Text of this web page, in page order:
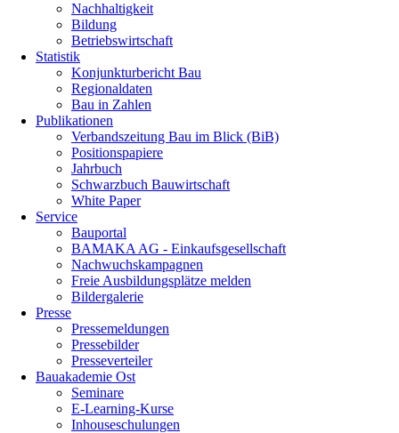
Nachhaltigkeit
Bildung
Betriebswirtschaft
Statistik
Konjunkturbericht Bau
Regionaldaten
Bau in Zahlen
Publikationen
Verbandszeitung Bau im Blick (BiB)
Positionspapiere
Jahrbuch
Schwarzbuch Bauwirtschaft
White Paper
Service
Bauportal
BAMAKA AG - Einkaufsgesellschaft
Nachwuchskampagnen
Freie Ausbildungsplätze melden
Bildergalerie
Presse
Pressemeldungen
Pressebilder
Presseverteiler
Bauakademie Ost
Seminare
E-Learning-Kurse
Inhouseschulungen